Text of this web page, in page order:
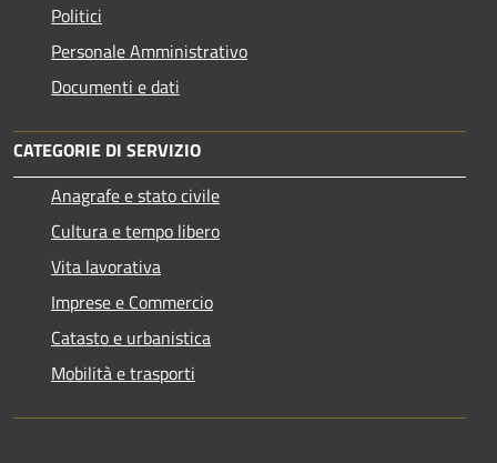
Politici
Personale Amministrativo
Documenti e dati
CATEGORIE DI SERVIZIO
Anagrafe e stato civile
Cultura e tempo libero
Vita lavorativa
Imprese e Commercio
Catasto e urbanistica
Mobilità e trasporti